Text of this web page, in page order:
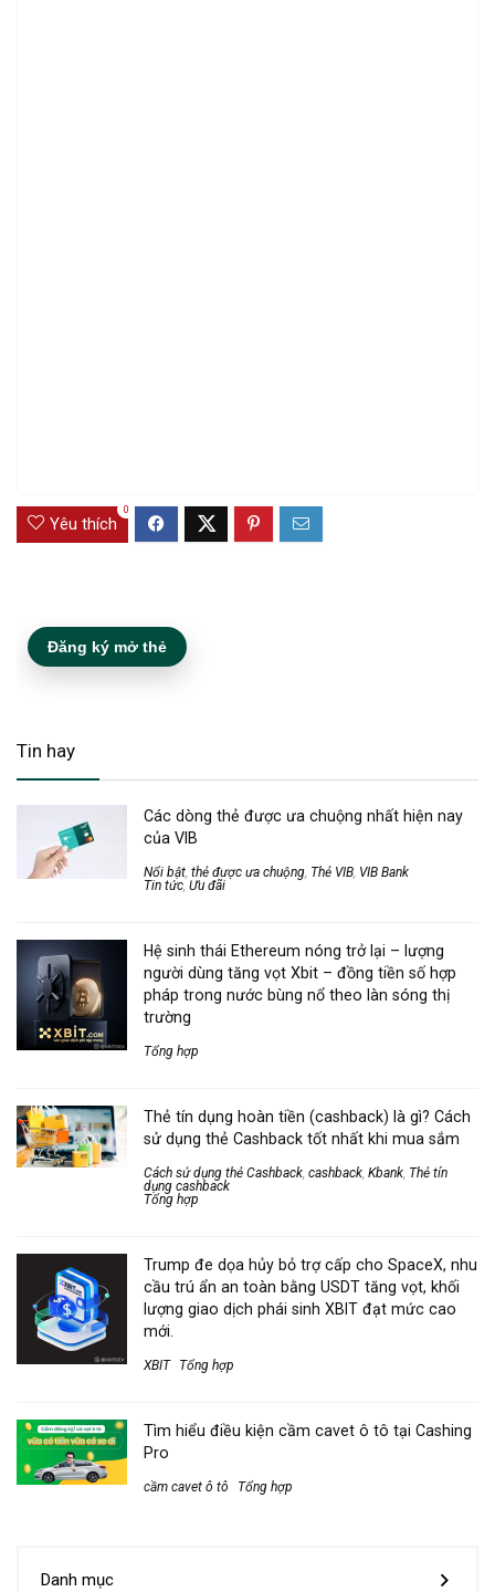
Yêu thích
0
Đăng ký mở thẻ
Tin hay
Các dòng thẻ được ưa chuộng nhất hiện nay
của VIB
Nổi bật, thẻ được ưa chuộng, Thẻ VIB, VIB Bank
Tin tức, Ưu đãi
Hệ sinh thái Ethereum nóng trở lại – lượng
người dùng tăng vọt Xbit – đồng tiền số hợp
pháp trong nước bùng nổ theo làn sóng thị
trường
Tổng hợp
Thẻ tín dụng hoàn tiền (cashback) là gì? Cách
sử dụng thẻ Cashback tốt nhất khi mua sắm
Cách sử dụng thẻ Cashback, cashback, Kbank, Thẻ tín
dụng cashback
Tổng hợp
Trump đe dọa hủy bỏ trợ cấp cho SpaceX, nhu
cầu trú ẩn an toàn bằng USDT tăng vọt, khối
lượng giao dịch phái sinh XBIT đạt mức cao
mới.
XBIT Tổng hợp
Tìm hiểu điều kiện cầm cavet ô tô tại Cashing
Pro
cầm cavet ô tô Tổng hợp
Danh mục